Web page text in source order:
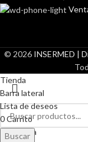
© 2026 INSERMED |
Buscar
Tienda
Barra lateral
Lista de deseos
0Carrito
Mi cuenta